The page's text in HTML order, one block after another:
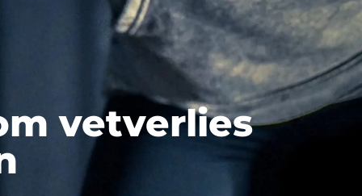
vetverlies